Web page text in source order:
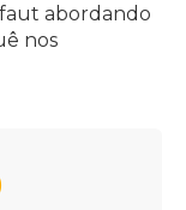
abordando
nos